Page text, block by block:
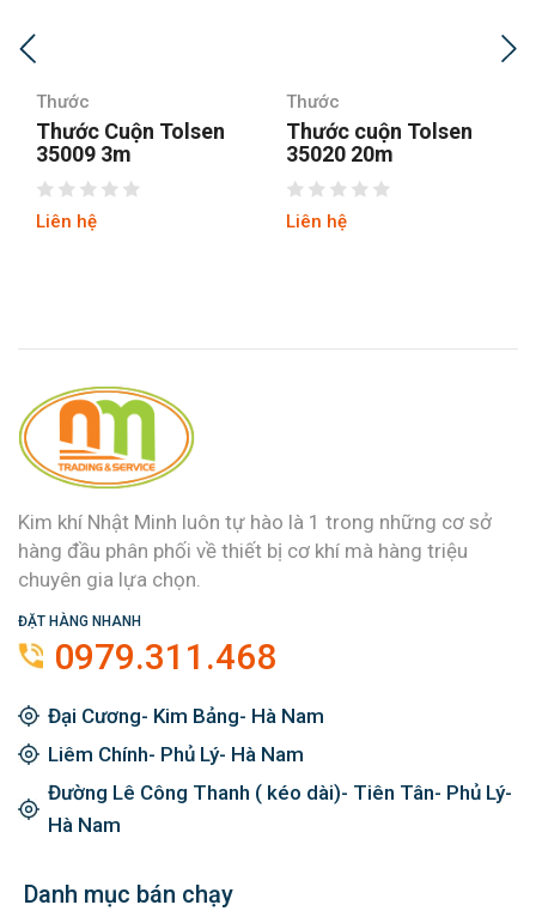
Thước
Thước Cuộn Tolsen
35009 3m
Liên hệ
Thước
Thước cuộn Tolsen
35020 20m
Liên hệ
Kim khí Nhật Minh luôn tự hào là 1 trong những cơ sở
hàng đầu phân phối về thiết bị cơ khí mà hàng triệu
chuyên gia lựa chọn.
ĐẶT HÀNG NHANH
0979.311.468
Đại Cương- Kim Bảng- Hà Nam
Liêm Chính- Phủ Lý- Hà Nam
Đường Lê Công Thanh ( kéo dài)- Tiên Tân- Phủ Lý-
Hà Nam
Danh mục bán chạy